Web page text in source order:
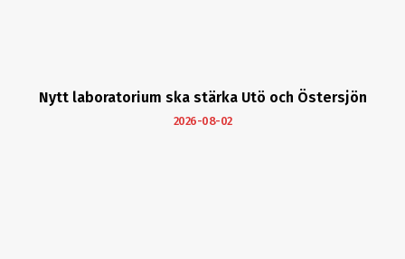
Nytt laboratorium ska stärka Utö och Östersjön
2026-08-02